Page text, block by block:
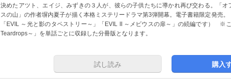
決めたアツト、エイジ、みずきの３人が、彼らの子供たちに導かれ再び交わる。「オ
スの山」の作者塀内夏子が描く本格ミステリードラマ第3弾開幕。電子書籍限定発売
「EVIL ～光と影のタペストリー～」「EVIL II ～メビウスの扉～」の続編です） ※
Teardrops～」を単話ごとに収録した分冊版となります。
試し読み 購入